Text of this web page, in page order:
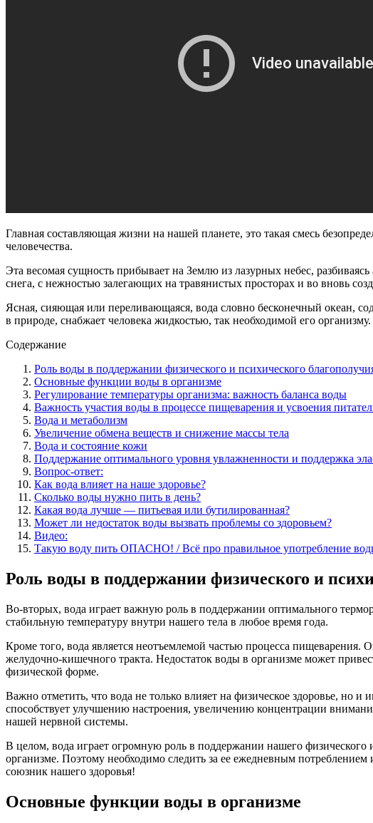
Главная составляющая жизни на нашей планете, это такая смесь
человечества.
Эта весомая сущность прибывает на Землю из лазурных небес,
снега, с нежностью залегающих на травянистых просторах и во вновь
Ясная, сияющая или переливающаяся, вода словно бесконечный океан,
в природе, снабжает человека жидкостью, так необходимой его
Содержание
Роль воды в поддержании физического и психического
Основные функции воды в организме
Регулирование температуры организма: важность баланса воды
Важность участия воды в процессе пищеварения и усвоения
Вода и метаболизм
Увеличение обмена веществ и снижение массы тела
Вода и состояние кожи
Поддержание оптимального уровня увлажненности и поддержка
Вопрос-ответ:
Как вода влияет на наше здоровье?
Сколько воды нужно пить в день?
Какая вода лучше — питьевая или бутилированная?
Может ли недостаток воды вызвать проблемы со здоровьем?
Видео:
Такую воду пить ОПАСНО! / Всё про правильное употребление
Роль воды в поддержании физического и
Во-вторых, вода играет важную роль в поддержании оптимального
стабильную температуру внутри нашего тела в любое время года.
Кроме того, вода является неотъемлемой частью процесса
желудочно-кишечного тракта. Недостаток воды в организме может
физической форме.
Важно отметить, что вода не только влияет на физическое здоровье, но
способствует улучшению настроения, увеличению концентрации
нашей нервной системы.
В целом, вода играет огромную роль в поддержании нашего
организме. Поэтому необходимо следить за ее ежедневным
союзник нашего здоровья!
Основные функции воды в организме